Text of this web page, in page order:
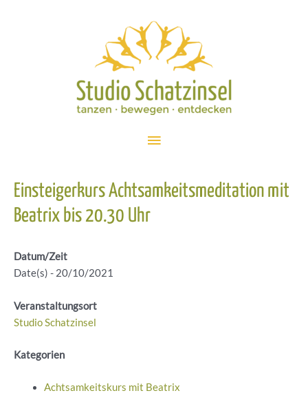
Hauptmenü
Einsteigerkurs Achtsamkeitsmeditation mit
Beatrix bis 20.30 Uhr
Datum/Zeit
Date(s) - 20/10/2021
Veranstaltungsort
Studio Schatzinsel
Kategorien
Achtsamkeitskurs mit Beatrix